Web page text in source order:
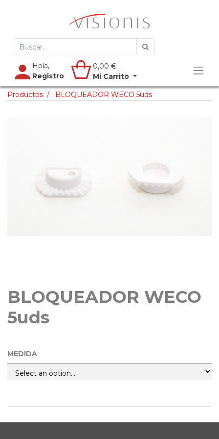
Hola,
Registro
0,00 €
Mi Carrito
Productos BLOQUEADOR WECO 5uds
BLOQUEADOR WECO
5uds
MEDIDA